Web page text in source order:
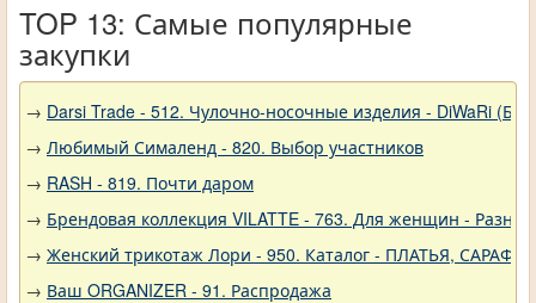
TOP 13: Самые популярные
закупки
→ Darsi Trade - 512. Чулочно-носочные изделия - DiWaRi
→ Любимый Сималенд - 820. Выбор участников
→ RASH - 819. Почти даром
→ Брендовая коллекция VILATTE - 763. Для женщин - Разное
→ Женский трикотаж Лори - 950. Каталог - ПЛАТЬЯ,
→ Ваш ORGANIZER - 91. Распродажа